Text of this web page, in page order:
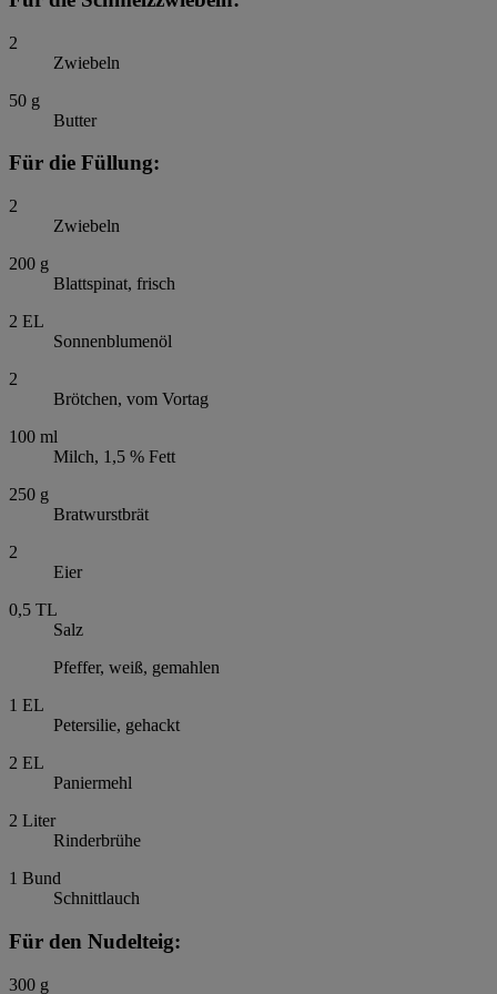
2
Zwiebeln
50 g
Butter
Für die Füllung:
2
Zwiebeln
200 g
Blattspinat, frisch
2 EL
Sonnenblumenöl
2
Brötchen, vom Vortag
100 ml
Milch, 1,5 % Fett
250 g
Bratwurstbrät
2
Eier
0,5 TL
Salz
Pfeffer, weiß, gemahlen
1 EL
Petersilie, gehackt
2 EL
Paniermehl
2 Liter
Rinderbrühe
1 Bund
Schnittlauch
Für den Nudelteig:
300 g